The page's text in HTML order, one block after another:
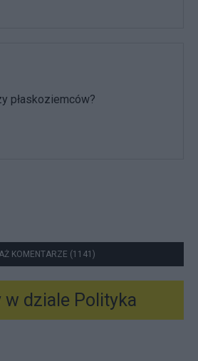
płaskoziemców?
KOMENTARZE (1141)
w dziale Polityka